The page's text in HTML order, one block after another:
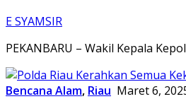
E SYAMSIR
PEKANBARU – Wakil Kepala
Bencana Alam, Riau Maret 6,